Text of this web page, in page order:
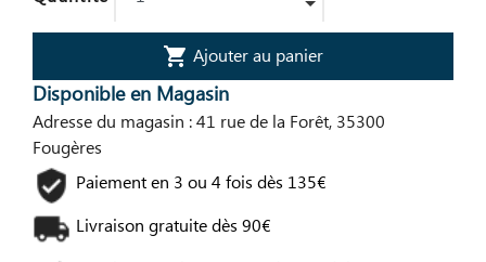
shopping_cart Ajouter au panier
Disponible en Magasin
Adresse du magasin : 41 rue de la Forêt, 35300
Fougères
Paiement en 3 ou 4 fois dès 135€
Livraison gratuite dès 90€